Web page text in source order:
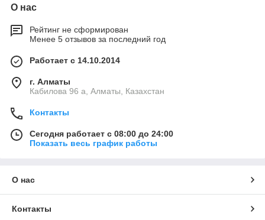
О нас
Рейтинг не сформирован
Менее 5 отзывов за последний год
Работает с 14.10.2014
г. Алматы
Кабилова 96 а, Алматы, Казахстан
Контакты
Сегодня работает с 08:00 до 24:00
Показать весь график работы
О нас
Контакты